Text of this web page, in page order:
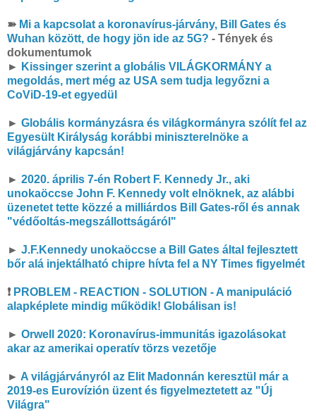
➽ Mi a kapcsolat a koronavírus-járvány, Bill Gates és
Wuhan között, de hogy jön ide az 5G? - Tények és
dokumentumok
► Kissinger szerint a globális VILÁGKORMÁNY a
megoldás, mert még az USA sem tudja legyőzni a
CoViD-19-et egyedül
► Globális kormányzásra és világkormányra szólít fel az
Egyesült Királyság korábbi miniszterelnöke a
világjárvány kapcsán!
► 2020. április 7-én Robert F. Kennedy Jr., aki
unokaöccse John F. Kennedy volt elnöknek, az alábbi
üzenetet tette közzé a milliárdos Bill Gates-ről és annak
"védőoltás-megszállottságáról"
► J.F.Kennedy unokaöccse a Bill Gates által fejlesztett
bőr alá injektálható chipre hívta fel a NY Times figyelmét
❗ PROBLEM - REACTION - SOLUTION - A manipuláció
alapképlete mindig működik! Globálisan is!
► Orwell 2020: Koronavírus-immunitás igazolásokat
akar az amerikai operatív törzs vezetője
► A világjárványról az Elit Madonnán keresztül már a
2019-es Eurovízión üzent és figyelmeztetett az "Új
Világra"